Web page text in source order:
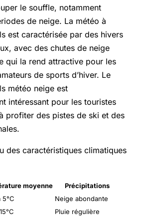
le souffle, notamment
de neige. La météo à
est caractérisée par des hivers
avec des chutes de neige
qui la rend attractive pour les
de sports d’hiver. Le
météo neige est
intéressant pour les touristes
profiter des pistes de ski et des
des caractéristiques climatiques
moyenne
Précipitations
5°C
Neige abondante
Pluie régulière